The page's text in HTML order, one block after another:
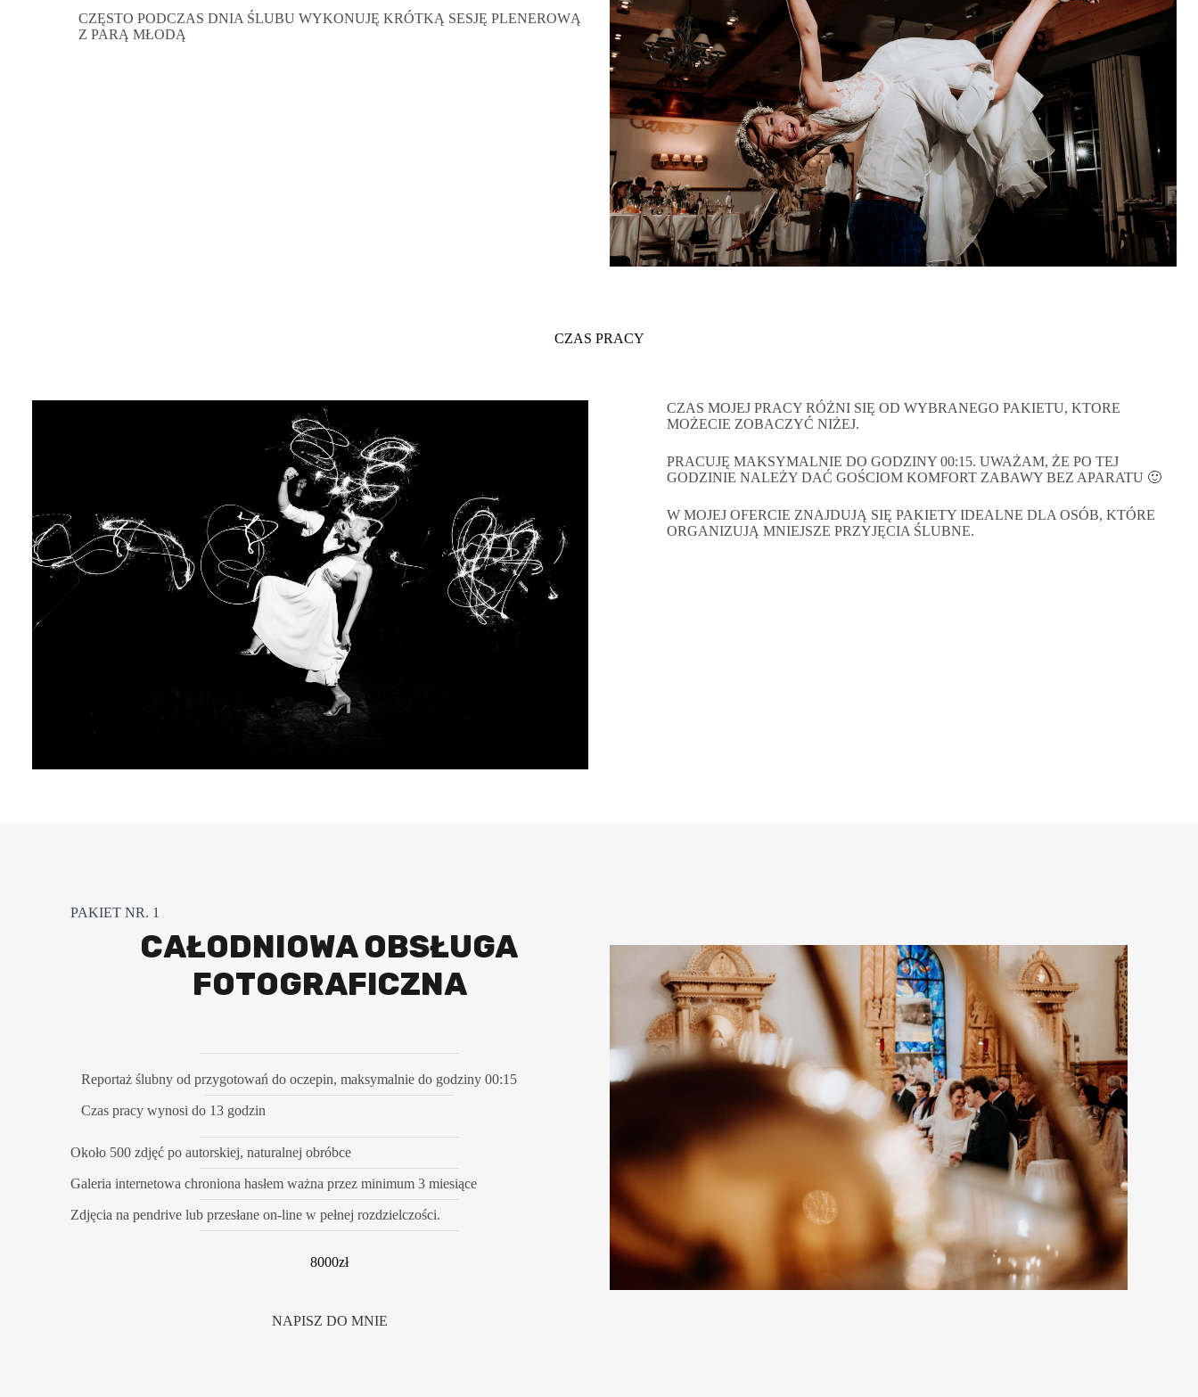
CZĘSTO PODCZAS DNIA ŚLUBU WYKONUJĘ KRÓTKĄ SESJĘ PLENEROWĄ
Z PARĄ MŁODĄ
CZAS PRACY
CZAS MOJEJ PRACY RÓŻNI SIĘ OD WYBRANEGO PAKIETU, KTORE
MOŻECIE ZOBACZYĆ NIŻEJ.
PRACUJĘ MAKSYMALNIE DO GODZINY 00:15. UWAŻAM, ŻE PO TEJ
GODZINIE NALEŻY DAĆ GOŚCIOM KOMFORT ZABAWY BEZ APARATU 🙂
W MOJEJ OFERCIE ZNAJDUJĄ SIĘ PAKIETY IDEALNE DLA OSÓB, KTÓRE
ORGANIZUJĄ MNIEJSZE PRZYJĘCIA ŚLUBNE.
PAKIET NR. 1
CAŁODNIOWA OBSŁUGA
FOTOGRAFICZNA
Reportaż ślubny od przygotowań do oczepin, maksymalnie do godziny 00:15
Czas pracy wynosi do 13 godzin
Około 500 zdjęć po autorskiej, naturalnej obróbce
Galeria internetowa chroniona hasłem ważna przez minimum 3 miesiące
Zdjęcia na pendrive lub przesłane on-line w pełnej rozdzielczości.
8000zł
NAPISZ DO MNIE